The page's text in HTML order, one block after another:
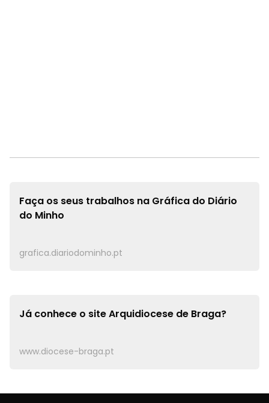
Faça os seus trabalhos na Gráfica do Diário
do Minho
grafica.diariodominho.pt
Já conhece o siteArquidiocese de Braga?
www.diocese-braga.pt